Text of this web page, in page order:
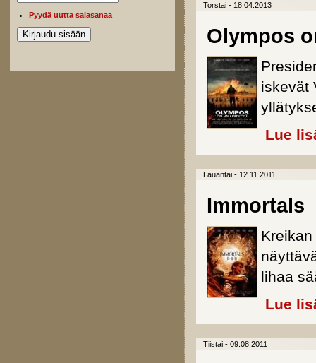
Pyydä uutta salasanaa
Torstai - 18.04.2013
Olympos
iskevät
Lue
Lauantai - 12.11.2011
Immortals
lihaa
Lue
Tiistai - 09.08.2011